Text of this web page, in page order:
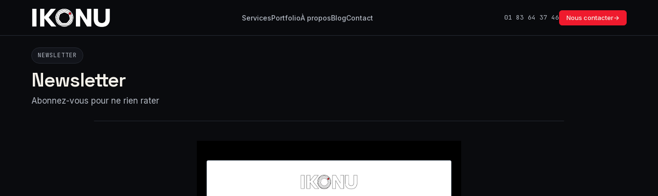
ServicesPortfolioÀ proposBlogContact 01 83 64 37 46 Nous contacter→
NEWSLETTER
Newsletter
Abonnez-vous pour ne rien rater